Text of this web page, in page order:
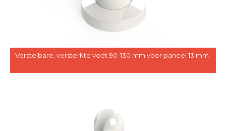
Verstelbare, versterkte voet 90-130 mm voor paneel 13 mm